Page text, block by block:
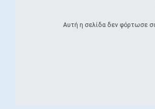
Αυτή η σελίδα δεν φόρτωσε